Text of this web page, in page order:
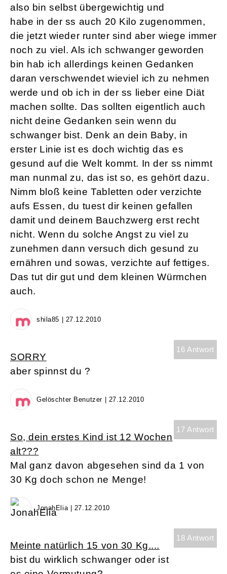
also bin selbst übergewichtig und
habe in der ss auch 20 Kilo zugenommen,
die jetzt wieder runter sind aber wiege immer
noch zu viel. Als ich schwanger geworden
bin hab ich allerdings keinen Gedanken
daran verschwendet wieviel ich zu nehmen
werde und ob ich in der ss lieber eine Diät
machen sollte. Das sollten eigentlich auch
nicht deine Gedanken sein wenn du
schwanger bist. Denk an dein Baby, in
erster Linie ist es doch wichtig das es
gesund auf die Welt kommt. In der ss nimmt
man nunmal zu, das ist so, es gehört dazu.
Nimm bloß keine Tabletten oder verzichte
aufs Essen, du tuest dir keinen gefallen
damit und deinem Bauchzwerg erst recht
nicht. Wenn du solche Angst zu viel zu
zunehmen dann versuch dich gesund zu
ernähren und sowas, verzichte auf fettiges.
Das tut dir gut und dem kleinen Würmchen
auch.
shila85 | 27.12.2010
16 Antwort
SORRY
aber spinnst du ?
Gelöschter Benutzer | 27.12.2010
17 Antwort
So, dein erstes Kind ist 12 Wochen
alt???
Mal ganz davon abgesehen sind da 1 von
30 Kg doch schon ne Menge!
JonahElia | 27.12.2010
18 Antwort
Meinte natürlich 15 von 30 Kg....
bist du wirklich schwanger oder ist